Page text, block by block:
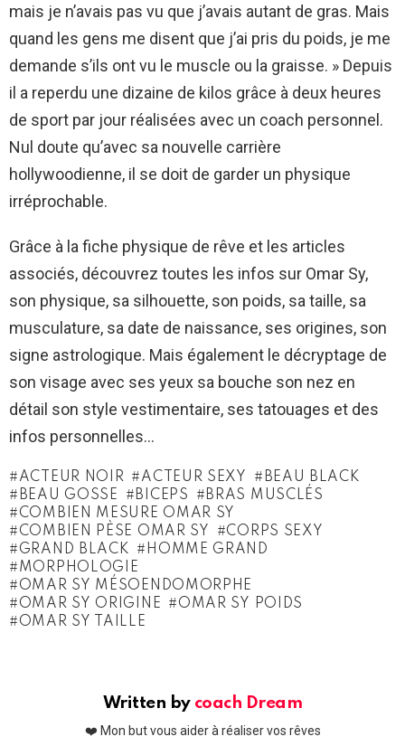
mais je n’avais pas vu que j’avais autant de gras. Mais
quand les gens me disent que j’ai pris du poids, je me
demande s’ils ont vu le muscle ou la graisse. » Depuis
il a reperdu une dizaine de kilos grâce à deux heures
de sport par jour réalisées avec un coach personnel.
Nul doute qu’avec sa nouvelle carrière
hollywoodienne, il se doit de garder un physique
irréprochable.
Grâce à la fiche physique de rêve et les articles
associés, découvrez toutes les infos sur Omar Sy,
son physique, sa silhouette, son poids, sa taille, sa
musculature, sa date de naissance, ses origines, son
signe astrologique. Mais également le décryptage de
son visage avec ses yeux sa bouche son nez en
détail son style vestimentaire, ses tatouages et des
infos personnelles…
ACTEUR NOIR ACTEUR SEXY
BEAU BLACK
BEAU GOSSE
BICEPS
BRAS MUSCLÉS
COMBIEN MESURE OMAR SY
COMBIEN PÈSE OMAR SY
CORPS SEXY
GRAND BLACK
HOMME GRAND
MORPHOLOGIE
OMAR SY MÉSOENDOMORPHE
OMAR SY ORIGINE
OMAR SY POIDS
OMAR SY TAILLE
Written by coach Dream
❤️ Mon but vous aider à réaliser vos rêves